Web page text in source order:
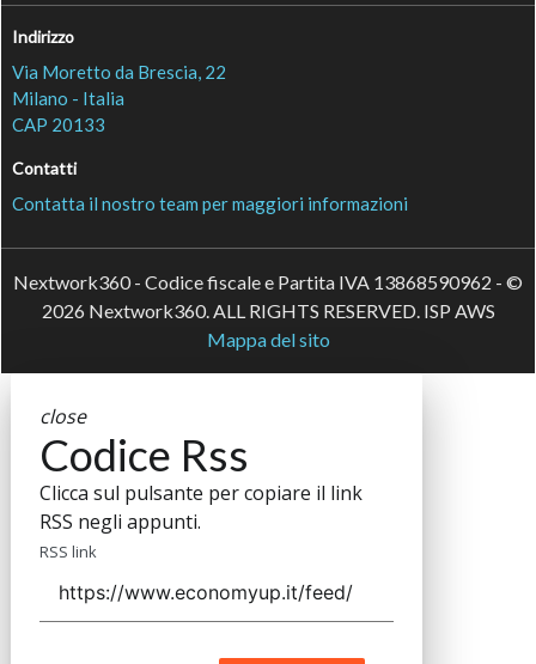
Indirizzo
Via Moretto da Brescia, 22
Milano - Italia
CAP 20133
Contatti
Contatta il nostro team per maggiori informazioni
Nextwork360 - Codice fiscale e Partita IVA 13868590962 - ©
2026 Nextwork360. ALL RIGHTS RESERVED. ISP AWS
Mappa del sito
close
Codice Rss
Clicca sul pulsante per copiare il link
RSS negli appunti.
RSS link